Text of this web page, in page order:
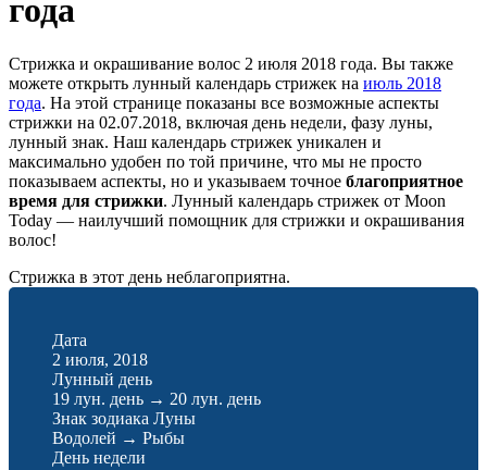
года
Стрижка и окрашивание волос 2 июля 2018 года. Вы также
можете открыть лунный календарь стрижек на июль 2018
года. На этой странице показаны все возможные аспекты
стрижки на 02.07.2018, включая день недели, фазу луны,
лунный знак. Наш календарь стрижек уникален и
максимально удобен по той причине, что мы не просто
показываем аспекты, но и указываем точное благоприятное
время для стрижки. Лунный календарь стрижек от Moon
Today — наилучший помощник для стрижки и окрашивания
волос!
Стрижка в этот день неблагоприятна.
Дата
2 июля, 2018
Лунный день
19 лун. день → 20 лун. день
Знак зодиака Луны
Водолей → Рыбы
День недели